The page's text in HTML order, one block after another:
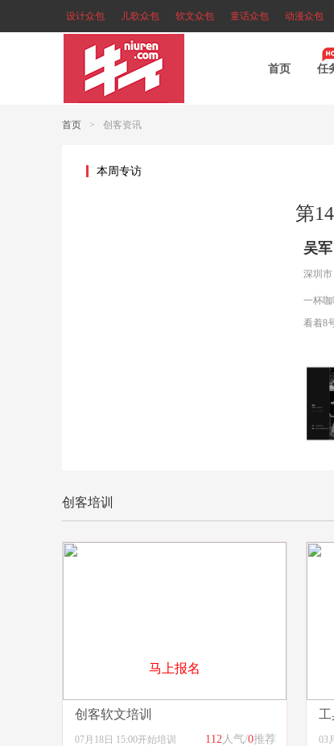
设计众包 儿歌众包 软文众包 童话众包 动漫众包
首页 任
首页 > 创客资讯
本周专访
吴军
深圳市
一杯
看着8
创客培训
马上报名
创客软文培训
07月18日 15:00开始培训 112人气/0推荐 03